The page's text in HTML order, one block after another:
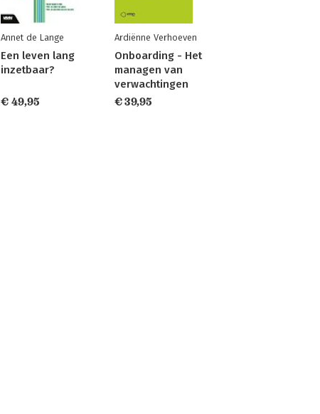
Annet de Lange
Een leven lang
inzetbaar?
€ 49,95
Ardiënne Verhoeven
Onboarding - Het
managen van
verwachtingen
€ 39,95